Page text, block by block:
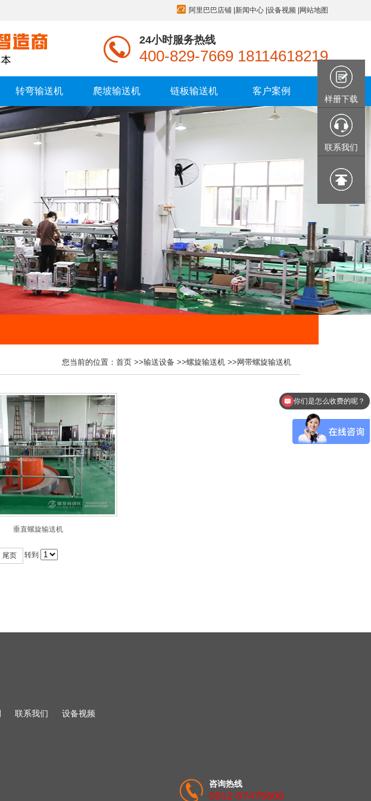
阿里巴巴店铺 新闻中心 设备视频 网站地图
24小时服务热线
400-829-7669 18114618219
转弯输送机 爬坡输送机 链板输送机 客户案例
您当前的位置： 首页 >>输送设备 >>螺旋输送机 >> 网带螺旋输送机
垂直螺旋输送机
尾页 转到
联系我们 设备视频
咨询热线
0512-57475606
样册下载
联系我们
你们是怎么收费的呢？
现在有优惠活动么？